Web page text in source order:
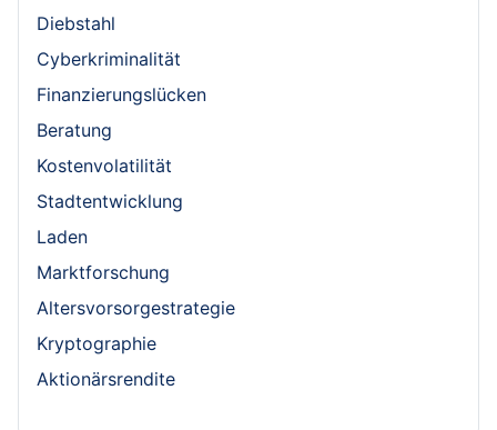
Diebstahl
Cyberkriminalität
Finanzierungslücken
Beratung
Kostenvolatilität
Stadtentwicklung
Laden
Marktforschung
Altersvorsorgestrategie
Kryptographie
Aktionärsrendite